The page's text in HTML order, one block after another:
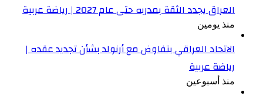
العراق يجدد الثقة بمدربه حتى عام 2027 | رياضة عربية
منذ يومين
الاتحاد العراقي يتفاوض مع أرنولد بشأن تجديد عقده |
رياضة عربية
منذ أسبوعين